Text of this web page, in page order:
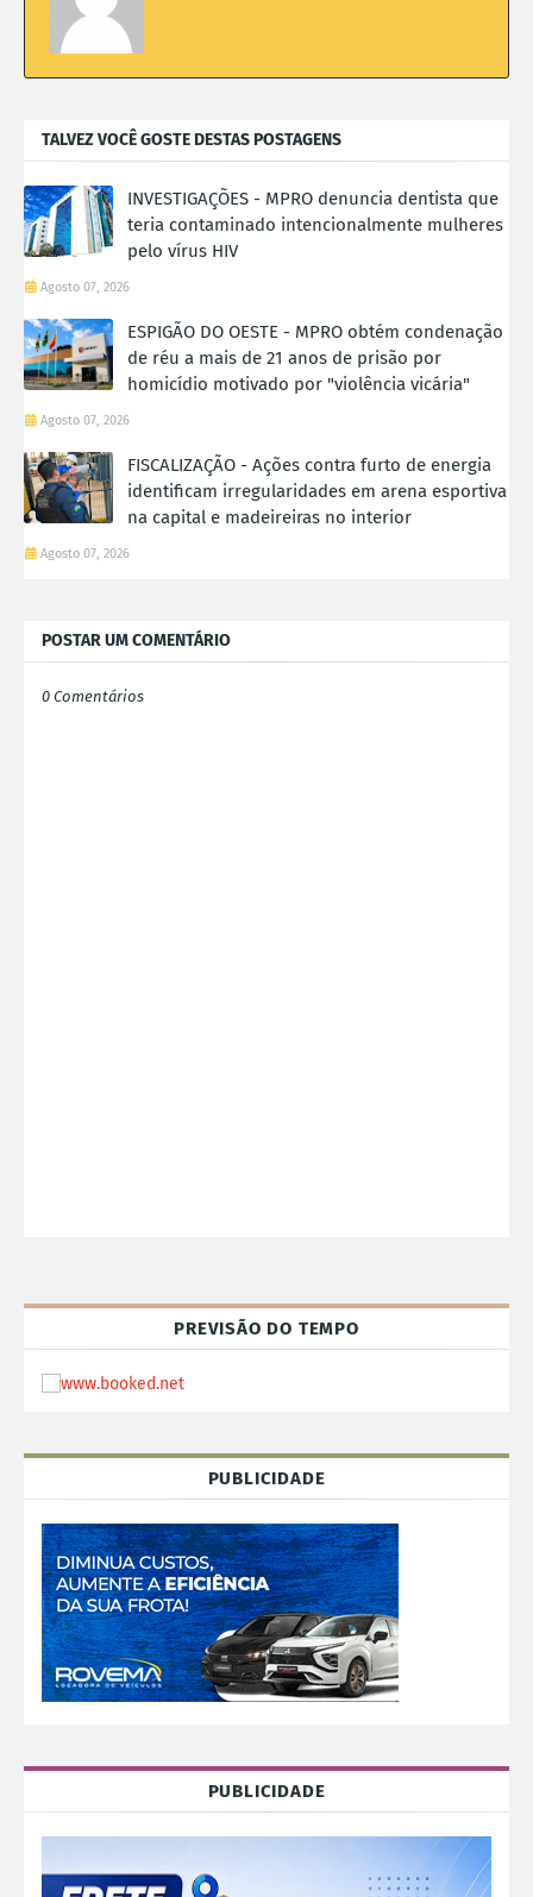
TALVEZ VOCÊ GOSTE DESTAS POSTAGENS
INVESTIGAÇÕES - MPRO denuncia dentista que
teria contaminado intencionalmente mulheres
pelo vírus HIV
Agosto 07, 2026
ESPIGÃO DO OESTE - MPRO obtém condenação
de réu a mais de 21 anos de prisão por
homicídio motivado por "violência vicária"
Agosto 07, 2026
FISCALIZAÇÃO - Ações contra furto de energia
identificam irregularidades em arena esportiva
na capital e madeireiras no interior
Agosto 07, 2026
POSTAR UM COMENTÁRIO
0 Comentários
PREVISÃO DO TEMPO
PUBLICIDADE
PUBLICIDADE